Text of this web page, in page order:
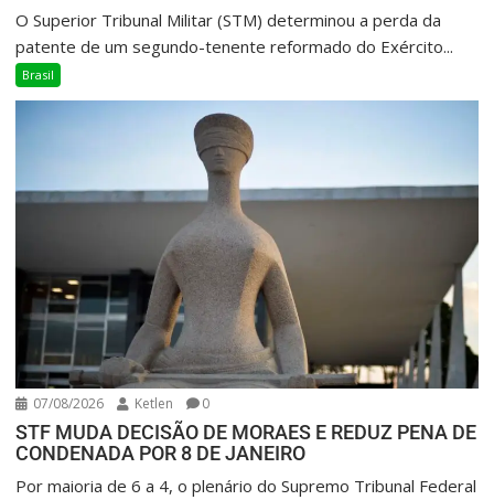
O Superior Tribunal Militar (STM) determinou a perda da
patente de um segundo-tenente reformado do Exército...
Brasil
07/08/2026 Ketlen 0
STF MUDA DECISÃO DE MORAES E REDUZ PENA DE
CONDENADA POR 8 DE JANEIRO
Por maioria de 6 a 4, o plenário do Supremo Tribunal Federal